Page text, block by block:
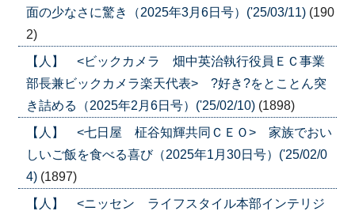
面の少なさに驚き（2025年3月6日号）('25/03/11) (190
2)
【人】 <ビックカメラ 畑中英治執行役員ＥＣ事業
部長兼ビックカメラ楽天代表> ?好き?をとことん突
き詰める（2025年2月6日号）('25/02/10) (1898)
【人】 <七日屋 柾谷知輝共同ＣＥＯ> 家族でおい
しいご飯を食べる喜び（2025年1月30日号）('25/02/0
4) (1897)
【人】 <ニッセン ライフスタイル本部インテリジ